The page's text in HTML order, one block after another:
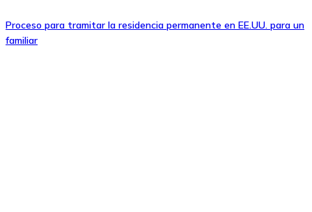
Proceso para tramitar la residencia permanente en EE.UU. para un
familiar